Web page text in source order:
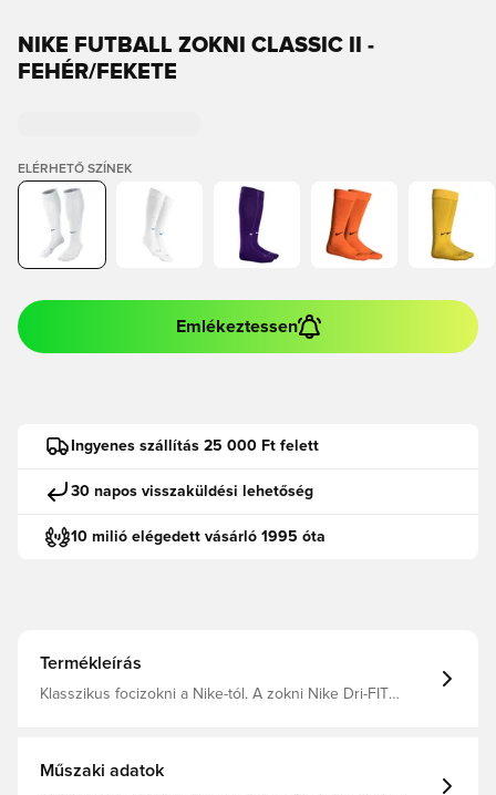
NIKE FUTBALL ZOKNI CLASSIC II -
FEHÉR/FEKETE
ELÉRHETŐ SZÍNEK
Emlékeztessen
Ingyenes szállítás 25 000 Ft felett
30 napos visszaküldési lehetőség
10 milió elégedett vásárló 1995 óta
Termékleírás
Klasszikus focizokni a Nike-tól. A zokni Nike Dri-FIT
Műszaki adatok